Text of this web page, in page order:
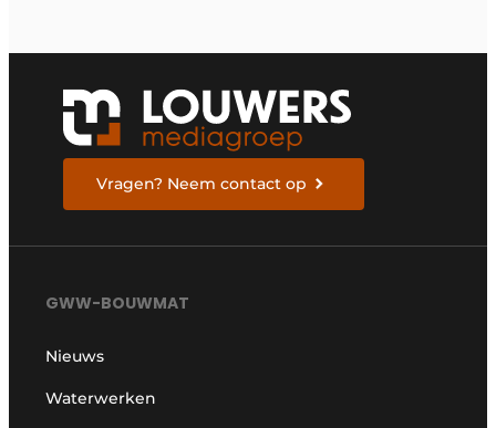
Vragen? Neem contact op
GWW-BOUWMAT
Nieuws
Waterwerken